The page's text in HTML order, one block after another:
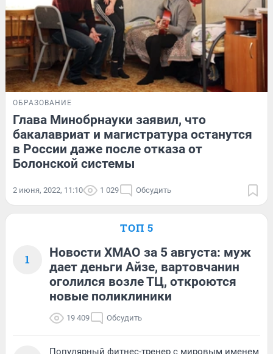
ОБРАЗОВАНИЕ
Глава Минобрнауки заявил, что
бакалавриат и магистратура останутся
в России даже после отказа от
Болонской системы
2 июня, 2022, 11:10 1 029 Обсудить
ТОП 5
1
Новости ХМАО за 5 августа: муж
дает деньги Айзе, вартовчанин
оголился возле ТЦ, откроются
новые поликлиники
19 409 Обсудить
Популярный фитнес-тренер с мировым именем